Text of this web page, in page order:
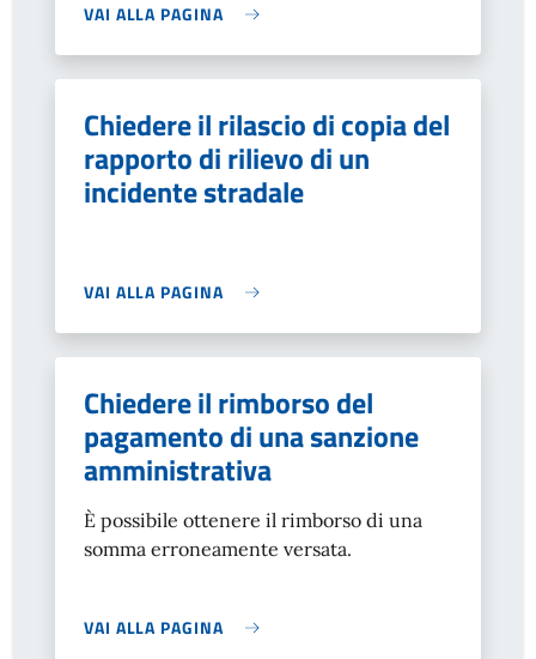
VAI ALLA PAGINA
Chiedere il rilascio di copia del
rapporto di rilievo di un
incidente stradale
VAI ALLA PAGINA
Chiedere il rimborso del
pagamento di una sanzione
amministrativa
È possibile ottenere il rimborso di una
somma erroneamente versata.
VAI ALLA PAGINA